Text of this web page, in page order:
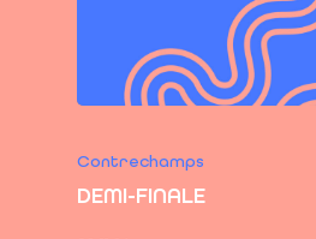
Contrechamps
DEMI-FINALE